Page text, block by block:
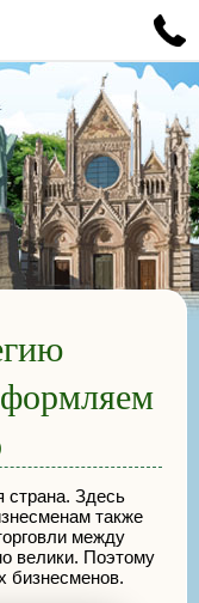
страна. Здесь
также
между
велики. Поэтому
бизнесменов.